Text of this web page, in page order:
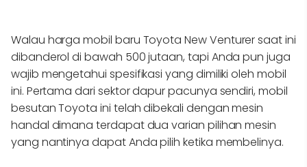
Walau harga mobil baru Toyota New Venturer saat ini
dibanderol di bawah 500 jutaan, tapi Anda pun juga
wajib mengetahui spesifikasi yang dimiliki oleh mobil
ini. Pertama dari sektor dapur pacunya sendiri, mobil
besutan Toyota ini telah dibekali dengan mesin
handal dimana terdapat dua varian pilihan mesin
yang nantinya dapat Anda pilih ketika membelinya.